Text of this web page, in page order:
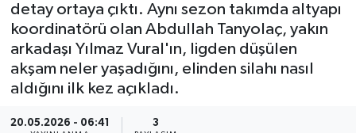
detay ortaya çıktı. Aynı sezon takımda altyapı
koordinatörü olan Abdullah Tanyolaç, yakın
arkadaşı Yılmaz Vural'ın, ligden düşülen
akşam neler yaşadığını, elinden silahı nasıl
aldığını ilk kez açıkladı.
20.05.2026 - 06:41 3
Genel
Görüntülü Haber
Son Dakika Haberleri
Haber Arşivi